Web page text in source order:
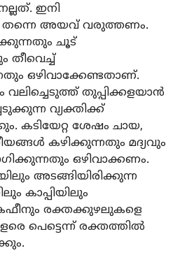
ഇനി
തന്നെ അയവ് വരുത്തണം.
ചൂട്
തീവെച്ച്
ഒഴിവാക്കേണ്ടതാണ്.
വലിച്ചെടുത്ത് തുപ്പിക്കളയാൻ
വ്യക്തിക്ക്
കടിയേറ്റ ശേഷം ചായ,
കഴിക്കുന്നതും മദ്യവും
ഒഴിവാക്കണം.
അടങ്ങിയിരിക്കുന്ന
കാപ്പിയിലും
കഫീനും രക്തക്കുഴലുകളെ
പെട്ടെന്ന് രക്തത്തിൽ